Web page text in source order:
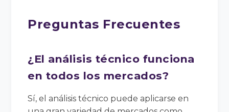
Preguntas Frecuentes
¿El análisis técnico funciona
en todos los mercados?
Sí, el análisis técnico puede aplicarse en